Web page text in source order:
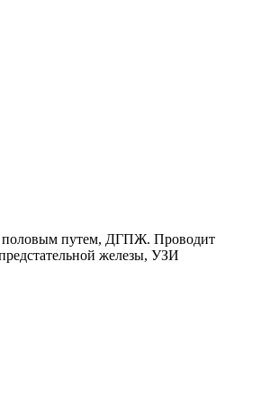
половым путем, ДГПЖ. Проводит
железы, УЗИ